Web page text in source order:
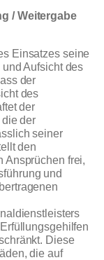
/ Weitergabe
Einsatzes seine
Aufsicht des
der
des
der
der
seiner
den
Ansprüchen frei,
und
Diese
die auf